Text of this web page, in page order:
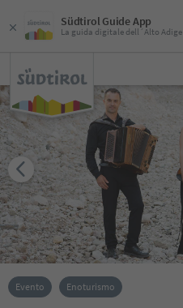
Südtirol Guide App
La guida digitale dell´Alto Adige
Evento Enoturismo